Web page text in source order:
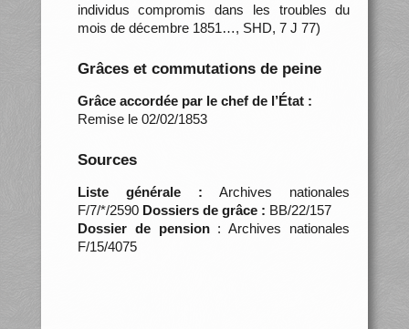
individus compromis dans les troubles du
mois de décembre 1851…, SHD, 7 J 77)
Grâces et commutations de peine
Grâce accordée par le chef de l’État :
Remise le 02/02/1853
Sources
Liste générale : Archives nationales
F/7/*/2590 Dossiers de grâce : BB/22/157
Dossier de pension: Archives nationales
F/15/4075